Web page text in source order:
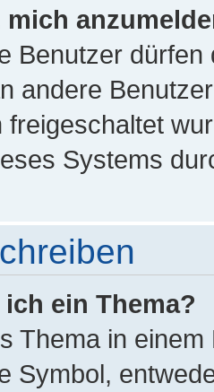
Benutzer
andere
freigeschaltet
Systems
ein Thema?
Thema in
Symbol,